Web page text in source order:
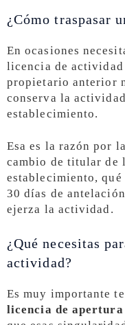
¿Cómo traspasar
En ocasiones
licencia de
propietario anterior
conserva la
establecimiento.
Esa es la razón por
cambio de titular de
establecimiento,
30 días de
ejerza la actividad.
¿Qué necesitas
actividad?
Es muy importante
licencia de apertura